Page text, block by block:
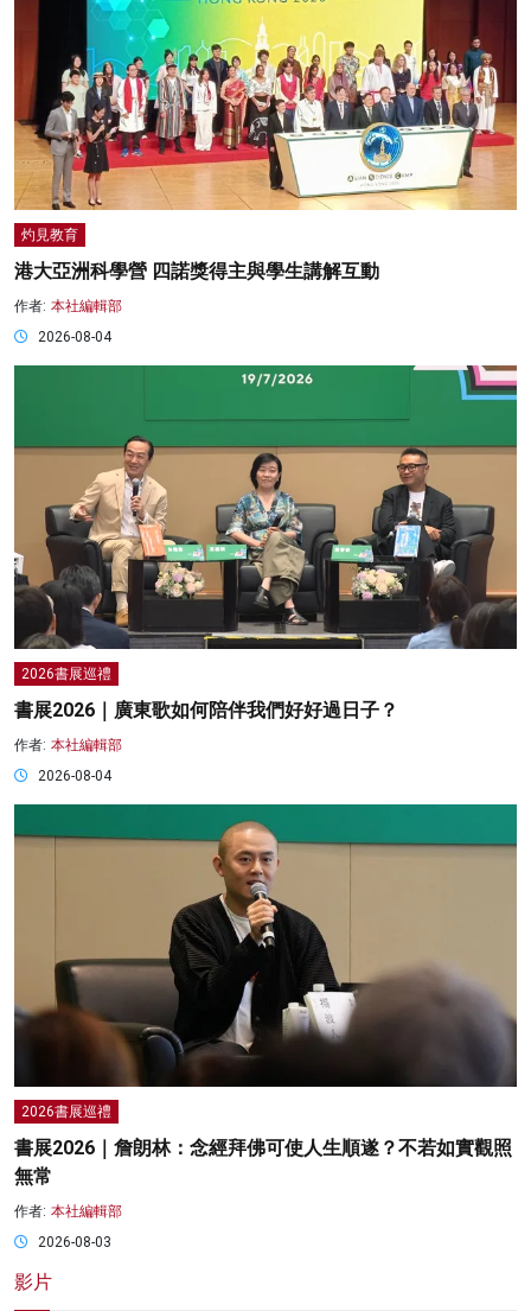
灼見教育
港大亞洲科學營 四諾獎得主與學生講解互動
作者: 本社編輯部
2026-08-04
2026書展巡禮
書展2026｜廣東歌如何陪伴我們好好過日子？
作者: 本社編輯部
2026-08-04
2026書展巡禮
書展2026｜詹朗林：念經拜佛可使人生順遂？不若如實觀照
無常
作者: 本社編輯部
2026-08-03
影片